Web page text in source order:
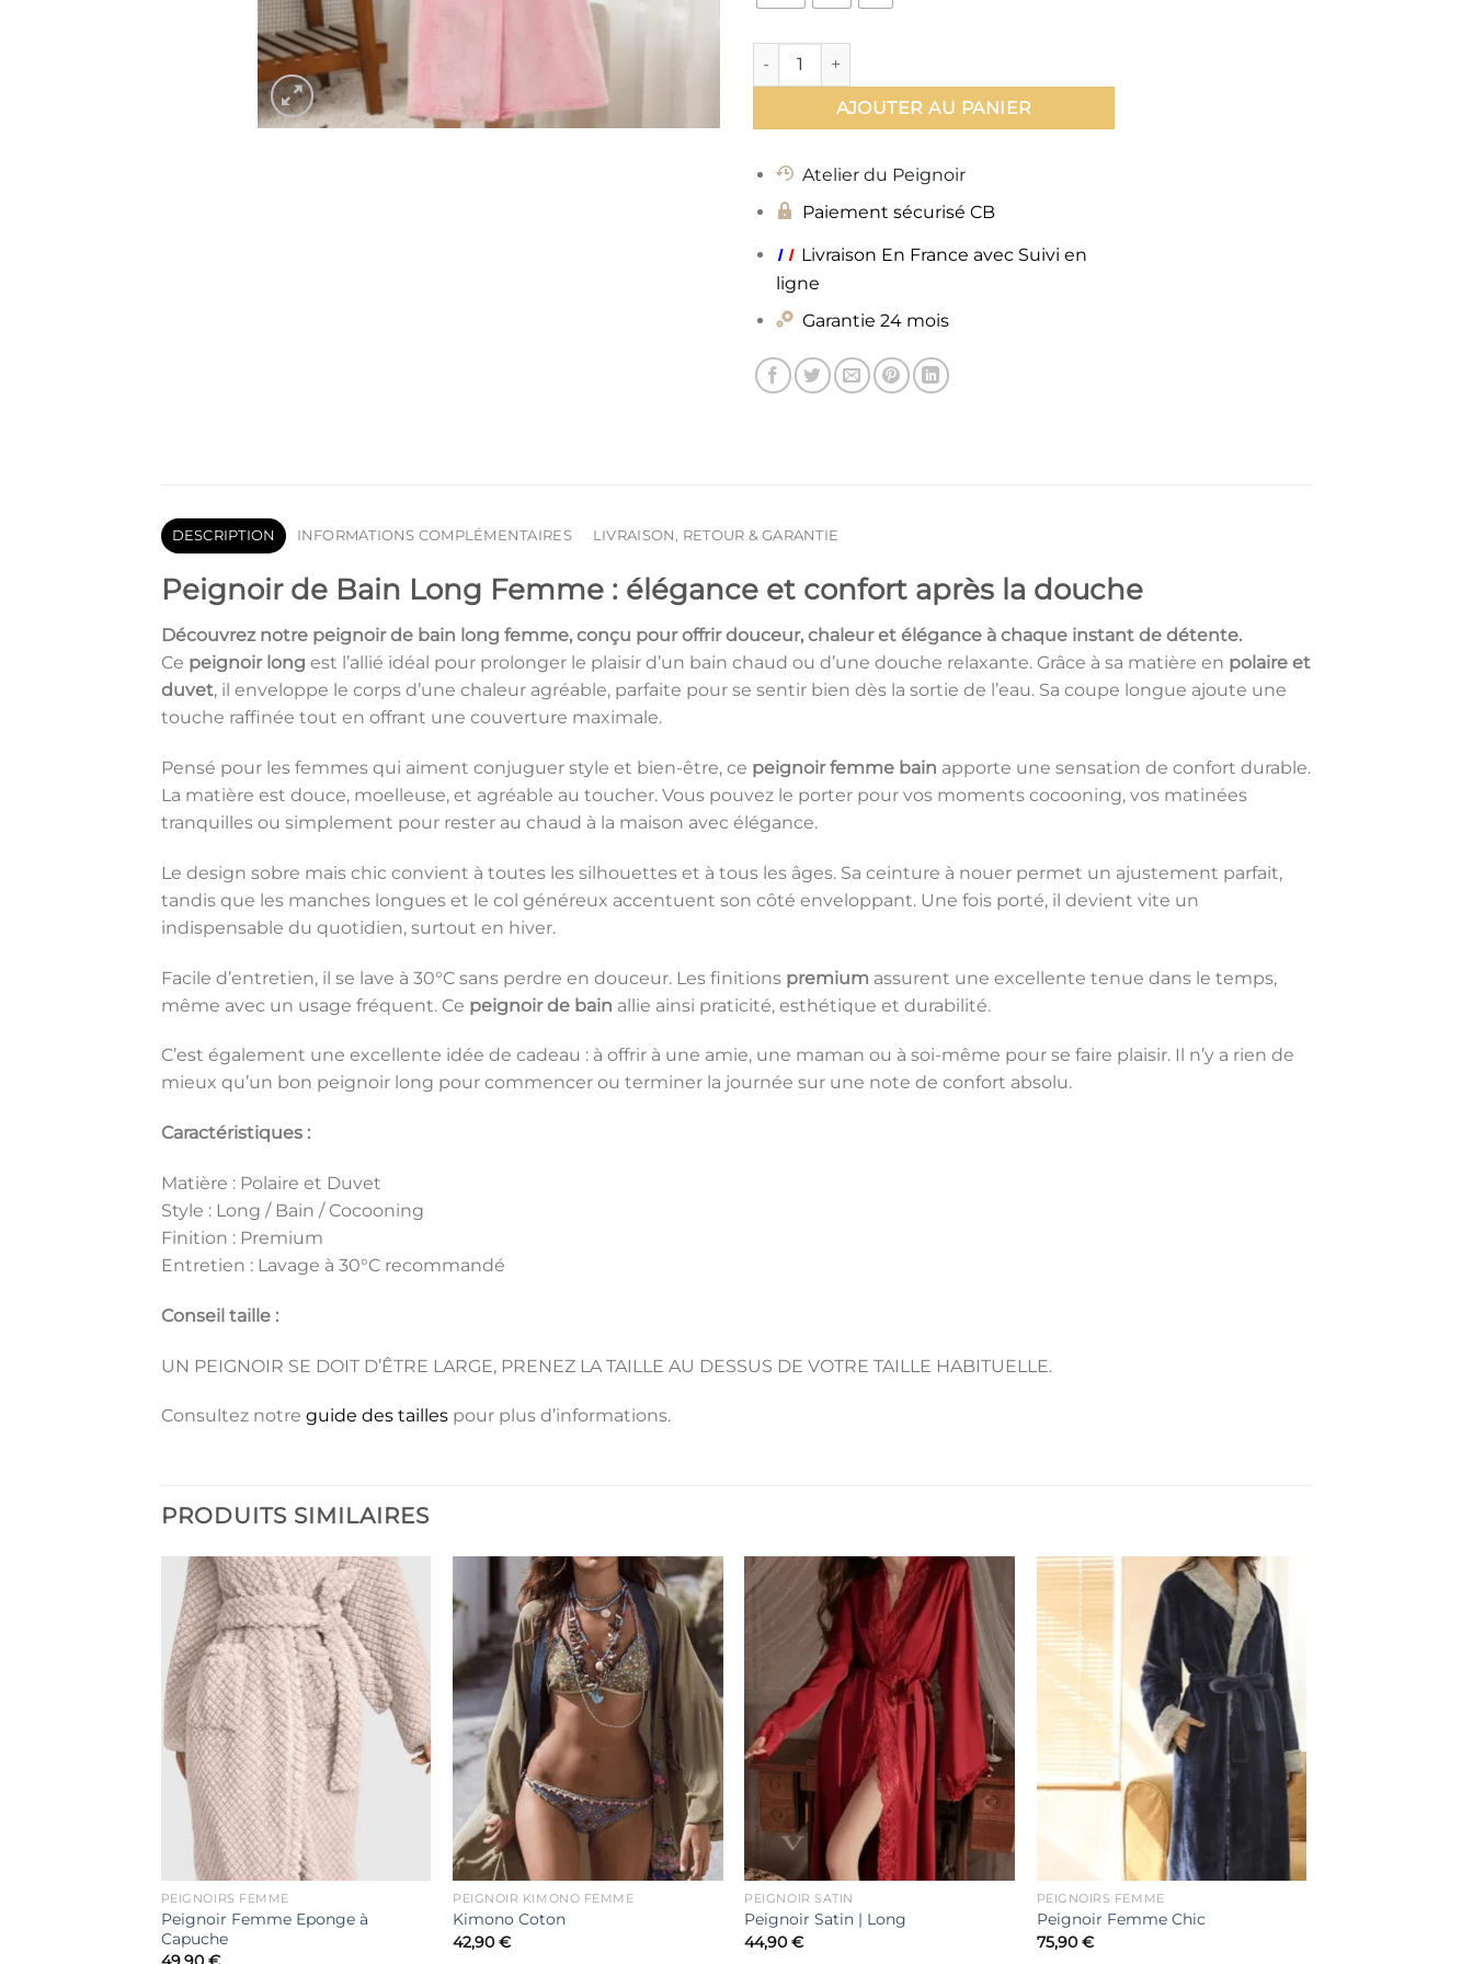
quantité de Peignoir Femme Bain Long
AJOUTER AU PANIER
Atelier du Peignoir
Paiement sécurisé CB
ı ı Livraison En France avec Suivi en
ligne
Garantie 24 mois
DESCRIPTION INFORMATIONS COMPLÉMENTAIRES LIVRAISON, RETOUR & GARANTIE
Peignoir de Bain Long Femme : élégance et confort après la douche
Découvrez notre peignoir de bain long femme, conçu pour offrir douceur, chaleur et élégance à chaque instant de détente.
Ce peignoir long est l’allié idéal pour prolonger le plaisir d’un bain chaud ou d’une douche relaxante. Grâce à sa matière en polaire et
duvet, il enveloppe le corps d’une chaleur agréable, parfaite pour se sentir bien dès la sortie de l’eau. Sa coupe longue ajoute une
touche raffinée tout en offrant une couverture maximale.
Pensé pour les femmes qui aiment conjuguer style et bien-être, ce peignoir femme bain apporte une sensation de confort durable.
La matière est douce, moelleuse, et agréable au toucher. Vous pouvez le porter pour vos moments cocooning, vos matinées
tranquilles ou simplement pour rester au chaud à la maison avec élégance.
Le design sobre mais chic convient à toutes les silhouettes et à tous les âges. Sa ceinture à nouer permet un ajustement parfait,
tandis que les manches longues et le col généreux accentuent son côté enveloppant. Une fois porté, il devient vite un
indispensable du quotidien, surtout en hiver.
Facile d’entretien, il se lave à 30°C sans perdre en douceur. Les finitions premium assurent une excellente tenue dans le temps,
même avec un usage fréquent. Ce peignoir de bain allie ainsi praticité, esthétique et durabilité.
C’est également une excellente idée de cadeau : à offrir à une amie, une maman ou à soi-même pour se faire plaisir. Il n’y a rien de
mieux qu’un bon peignoir long pour commencer ou terminer la journée sur une note de confort absolu.
Caractéristiques :
Matière : Polaire et Duvet
Style : Long / Bain / Cocooning
Finition : Premium
Entretien : Lavage à 30°C recommandé
Conseil taille :
UN PEIGNOIR SE DOIT D’ÊTRE LARGE, PRENEZ LA TAILLE AU DESSUS DE VOTRE TAILLE HABITUELLE.
Consultez notre guide des tailles pour plus d’informations.
PRODUITS SIMILAIRES
Ajouter
à la liste
de
souhaits
PEIGNOIRS FEMME
Peignoir Femme Eponge à
Capuche
Ajouter
à la liste
de
souhaits
PEIGNOIR KIMONO FEMME
Kimono Coton
42,90€
Ajouter
PEIGNOIR SATIN
Peignoir Satin | Long
44,90€
Ajouter
à la liste
souhaits
PEIGNOIRS FEMME
Peignoir Femme Chic
75,90€